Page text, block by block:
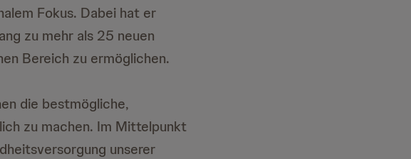
Fokus. Dabei hat er
zu mehr als 25 neuen
Bereich zu ermöglichen.
die bestmögliche,
zu machen. Im Mittelpunkt
unserer